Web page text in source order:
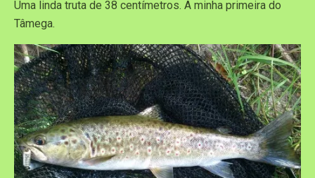
Uma linda truta de 38 centímetros. A minha primeira do
Tâmega.